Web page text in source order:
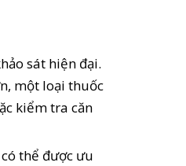
sát hiện đại.
một loại thuốc
kiểm tra căn
thể được ưu